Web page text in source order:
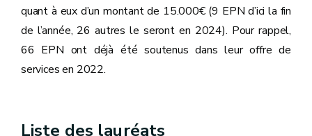
quant à eux d’un montant de 15.000€ (9 EPN d’ici la fin
de l’année, 26 autres le seront en 2024). Pour rappel,
66 EPN ont déjà été soutenus dans leur offre de
services en 2022.
Liste des lauréats